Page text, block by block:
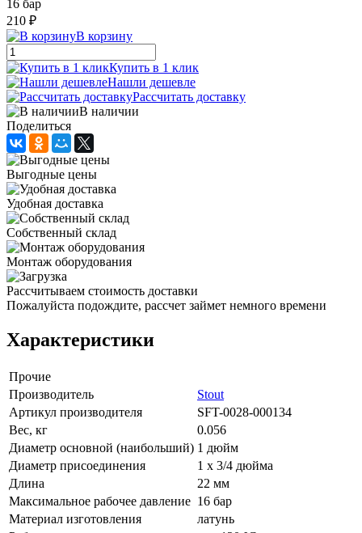
16 бар
210 ₽
В корзину
Купить в 1 клик
Нашли дешевле
Рассчитать доставку
В наличии
Поделиться
Выгодные цены
Удобная доставка
Собственный склад
Монтаж оборудования
Рассчитываем стоимость доставки
Пожалуйста подождите, рассчет займет немного времени
Характеристики
Прочие
Производитель
Stout
Артикул производителя
SFT-0028-000134
Вес, кг
0.056
Диаметр основной (наибольший) 1 дюйм
Диаметр присоединения
1 x 3/4 дюйма
Длина
22 мм
Максимальное рабочее давление 16 бар
Материал изготовления
латунь